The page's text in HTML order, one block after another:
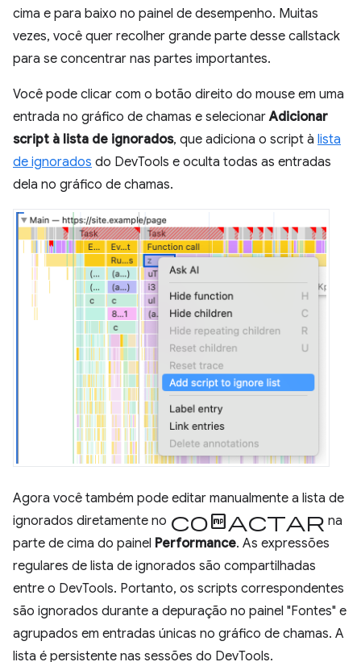
cima e para baixo no painel de desempenho. Muitas
vezes, você quer recolher grande parte desse callstack
para se concentrar nas partes importantes.
Você pode clicar com o botão direito do mouse em uma
entrada no gráfico de chamas e selecionarAdicionar
script à lista de ignorados, que adiciona o script à lista
de ignorados do DevTools e oculta todas as entradas
dela no gráfico de chamas.
Agora você também pode editar manualmente a lista de
ignorados diretamente no compactar na
parte de cima do painel Performance. As expressões
regulares de lista de ignorados são compartilhadas
entre o DevTools. Portanto, os scripts correspondentes
são ignorados durante a depuração no painel "Fontes" e
agrupados em entradas únicas no gráfico de chamas. A
lista é persistente nas sessões do DevTools.